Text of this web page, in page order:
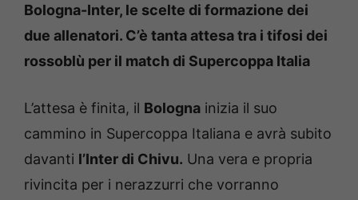
Bologna-Inter, le scelte di formazione dei
due allenatori. C’è tanta attesa tra i tifosi dei
rossoblù per il match di Supercoppa Italia
L’attesa è finita, il Bologna inizia il suo
cammino in Supercoppa Italiana e avrà subito
davanti l’Inter di Chivu. Una vera e propria
rivincita per i nerazzurri che vorranno